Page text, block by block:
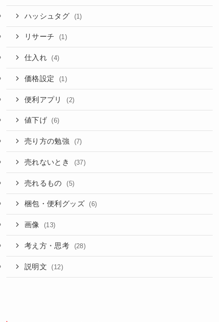
ハッシュタグ (1)
リサーチ (1)
仕入れ (4)
価格設定 (1)
便利アプリ (2)
値下げ (6)
売り方の勉強 (7)
売れないとき (37)
売れるもの (5)
梱包・便利グッズ (6)
画像 (13)
考え方・思考 (28)
説明文 (12)